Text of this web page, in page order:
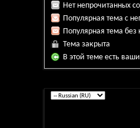
Нет непрочитанных
Популярная тема с
Популярная тема
Тема закрыта
В этой теме есть